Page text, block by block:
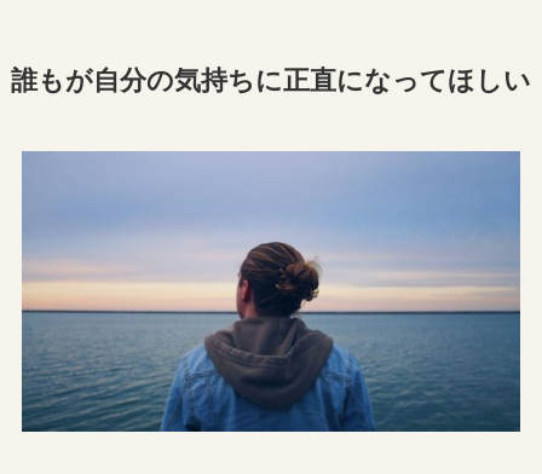
誰もが自分の気持ちに正直になってほしい